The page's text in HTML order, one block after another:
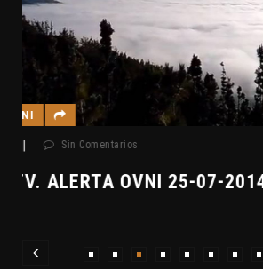
ALERTAS OVNI
29 julio, 2014 Sin Comentarios
ALERTA OVNI DE CLAVE7